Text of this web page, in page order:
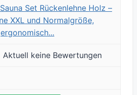
Set Rückenlehne Holz –
XXL und Normalgröße,
ergonomisch...
Aktuell keine Bewertungen